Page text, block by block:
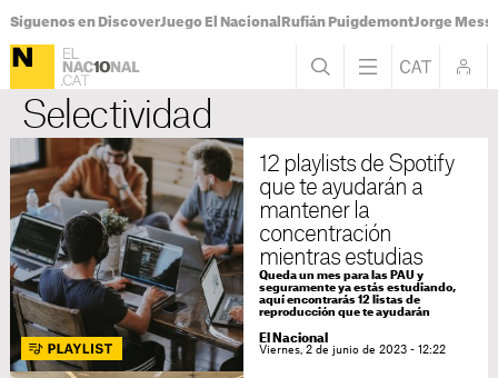
Síguenos en DiscoverJuego El Nacional Rufián PuigdemontJorge Messi
Selectividad
12 playlists de Spotify
que te ayudarán a
mantener la
concentración
mientras estudias
Queda un mes para las PAU y
seguramente ya estás estudiando,
aquí encontrarás 12 listas de
reproducción que te ayudarán
El Nacional
Viernes, 2 de junio de 2023 - 12:22